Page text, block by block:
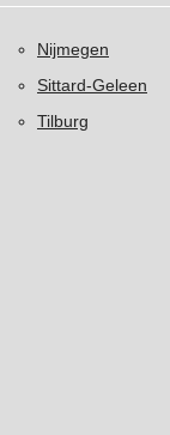
Nijmegen
Sittard-Geleen
Tilburg